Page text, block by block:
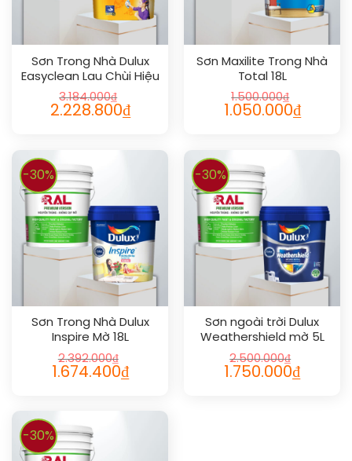
Sơn Trong Nhà Dulux
Easyclean Lau Chùi Hiệu
Quả Bóng 18L
3.184.000₫
2.228.800₫
Sơn Maxilite Trong Nhà
Total 18L
1.500.000₫
1.050.000₫
-30%
Sơn Trong Nhà Dulux
Inspire Mờ 18L
2.392.000₫
1.674.400₫
-30%
Sơn ngoài trời Dulux
Weathershield mờ 5L
2.500.000₫
1.750.000₫
-30%